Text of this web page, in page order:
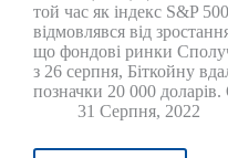
той час як індекс S&P
відмовлявся від
що фондові ринки
з 26 серпня, Біткойну
позначки 20 000
31 Серпня, 2022